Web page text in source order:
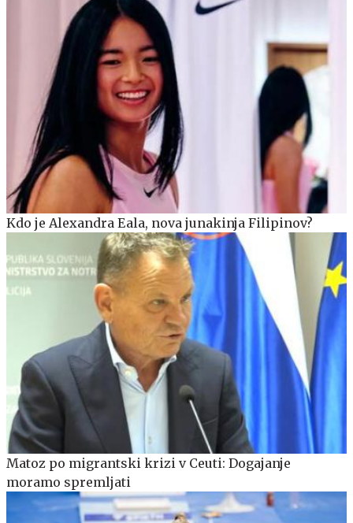
Kdo je Alexandra Eala, nova junakinja Filipinov?
Matoz po migrantski krizi v Ceuti: Dogajanje
moramo spremljati